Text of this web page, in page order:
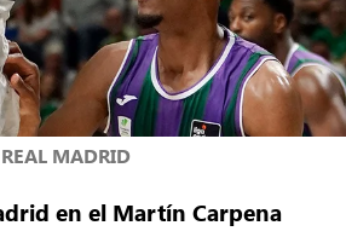
REAL MADRID
en el Martín Carpena